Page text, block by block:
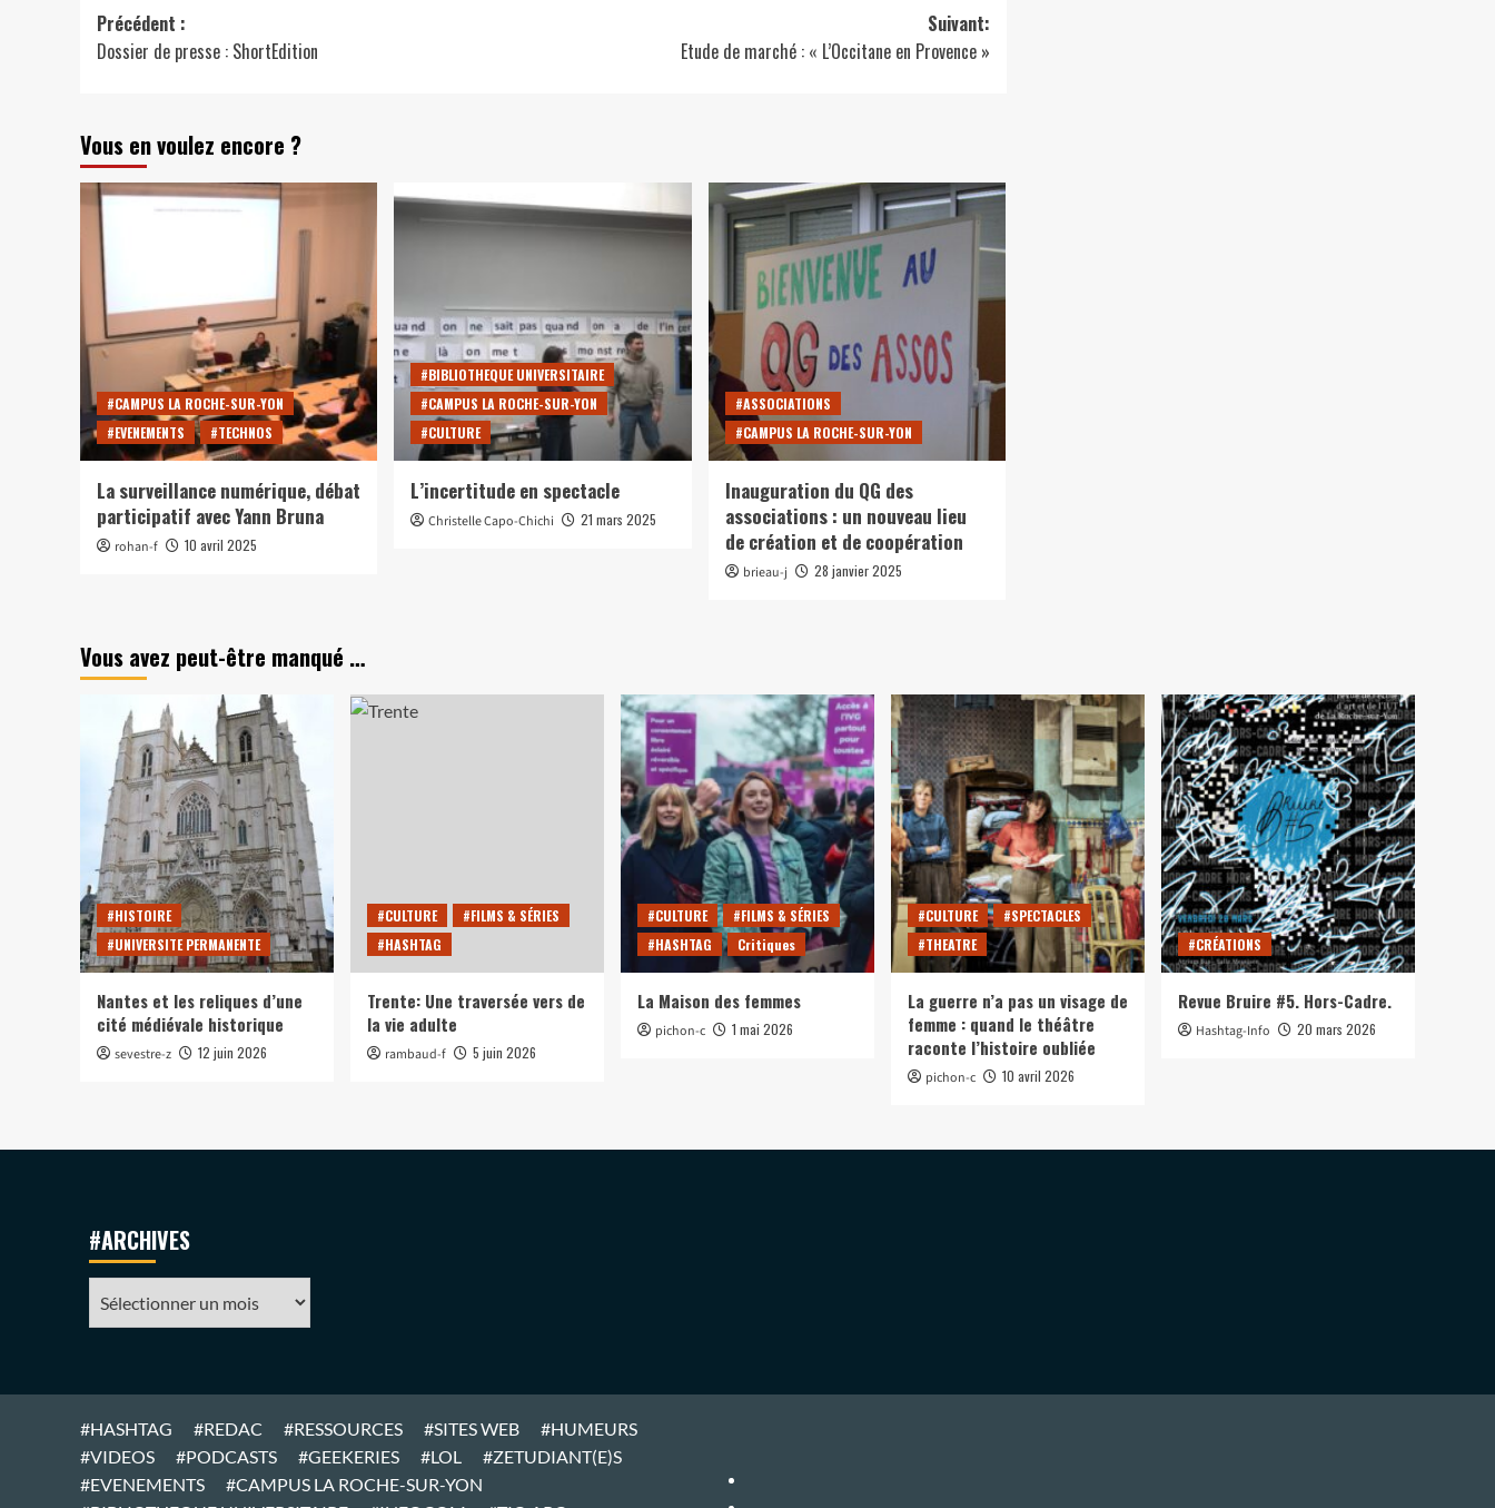
Navigation
d’article
Précédent :
Dossier de presse : ShortEdition
Suivant:
Etude de marché : « L’Occitane en Provence »
Vous en voulez encore ?
#CAMPUS LA ROCHE-SUR-YON
#EVENEMENTS
#TECHNOS
La surveillance numérique, débat
participatif avec Yann Bruna
rohan-f 10 avril 2025
#BIBLIOTHEQUE UNIVERSITAIRE
#CAMPUS LA ROCHE-SUR-YON
#CULTURE
L’incertitude en spectacle
Christelle Capo-Chichi 21 mars 2025
#ASSOCIATIONS
#CAMPUS LA ROCHE-SUR-YON
Inauguration du QG des
associations : un nouveau lieu
de création et de coopération
brieau-j 28 janvier 2025
Vous avez peut-être manqué …
#HISTOIRE
#UNIVERSITE PERMANENTE
Nantes et les reliques d’une
cité médiévale historique
sevestre-z 12 juin 2026
#CULTURE
#FILMS & SÉRIES
#HASHTAG
Trente: Une traversée vers de
la vie adulte
rambaud-f 5 juin 2026
#CULTURE
#FILMS & SÉRIES
#HASHTAG
Critiques
La Maison des femmes
pichon-c 1 mai 2026
#CULTURE
#SPECTACLES
#THEATRE
La guerre n’a pas un visage de
femme : quand le théâtre
raconte l’histoire oubliée
pichon-c 10 avril 2026
#CRÉATIONS
Revue Bruire #5. Hors-Cadre.
Hashtag-Info 20 mars 2026
#ARCHIVES
#HASHTAG #REDAC #RESSOURCES #SITES WEB
#HUMEURS
#VIDEOS
#PODCASTS #GEEKERIES #LOL
#ZETUDIANT(E)S
#EVENEMENTS
#CAMPUS LA ROCHE-SUR-YON